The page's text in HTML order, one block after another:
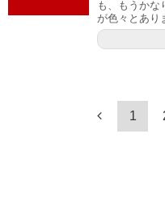
も、もうかな
が色々とあり
1